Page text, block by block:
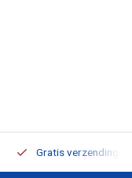
Gratis verzending